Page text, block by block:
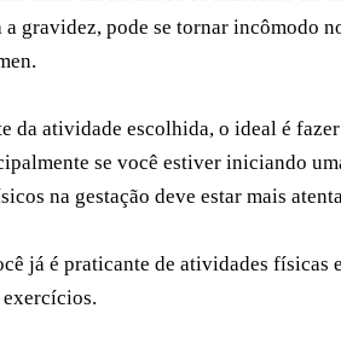
a gravidez, pode se tornar incômodo
da atividade escolhida, o ideal é
se você estiver iniciando
na gestação deve estar mais
já é praticante de atividades físicas